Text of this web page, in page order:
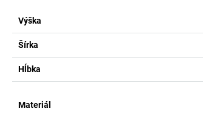
Výška
Šírka
Hĺbka
Materiál